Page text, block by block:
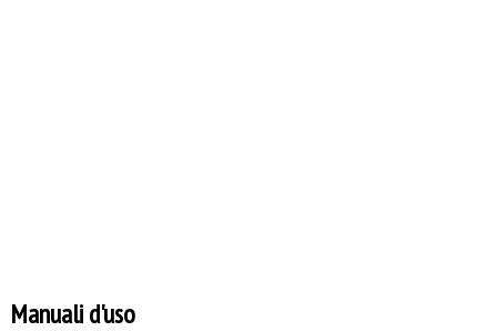
Manuali d'uso